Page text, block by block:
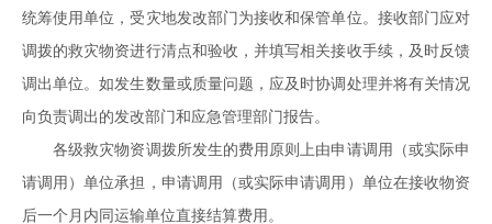
统筹使用单位，受灾地发改部门为接收和保管单位。接收部门应对
调拨的救灾物资进行清点和验收，并填写相关接收手续，及时反馈
调出单位。如发生数量或质量问题，应及时协调处理并将有关情况
向负责调出的发改部门和应急管理部门报告。
各级救灾物资调拨所发生的费用原则上由申请调用（或实际申
请调用）单位承担，申请调用（或实际申请调用）单位在接收物资
后一个月内同运输单位直接结算费用。